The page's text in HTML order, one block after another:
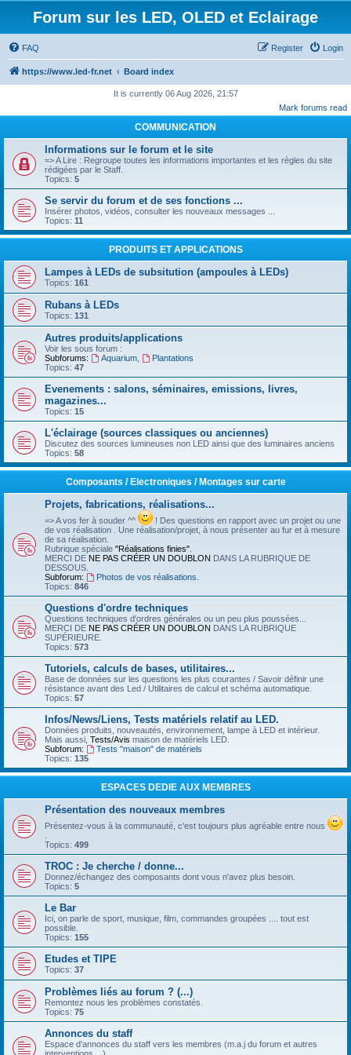
Forum sur les LED, OLED et Eclairage
FAQ Login
Register
https://www.led-fr.net Board index
It is currently 06 Aug 2026, 21:57
Mark forums read
COMMUNICATION
Informations sur le forum et le site
=> A Lire : Regroupe toutes les informations importantes et les règles du site
rédigées par le Staff.
Topics: 5
Se servir du forum et de ses fonctions ...
Insérer photos, vidéos, consulter les nouveaux messages ...
Topics: 11
PRODUITS ET APPLICATIONS
Lampes à LEDs de subsitution (ampoules à LEDs)
Topics: 161
Rubans à LEDs
Topics: 131
Autres produits/applications
Voir les sous forum :
Subforums:
Aquarium,
Plantations
Topics: 47
Evenements : salons, séminaires, emissions, livres,
magazines...
Topics: 15
L'éclairage (sources classiques ou anciennes)
Discutez des sources lumineuses non LED ainsi que des luminaires anciens
Topics: 58
Composants / Electroniques / Montages sur carte
Projets, fabrications, réalisations...
=> A vos fer à souder ^^
! Des questions en rapport avec un projet ou une
de vos réalisation . Une réalisation/projet, à nous présenter au fur et à mesure
de sa réalisation.
Rubrique spéciale "Réalisations finies"
MERCI DE NE PAS CRÉER UN DOUBLON DANS LA RUBRIQUE DE
DESSOUS.
Subforum:
Photos de vos réalisations.
Topics: 846
Questions d'ordre techniques
Questions techniques d'ordres générales ou un peu plus poussées...
MERCI DE NE PAS CRÉER UN DOUBLON DANS LA RUBRIQUE
SUPÉRIEURE.
Topics: 573
Tutoriels, calculs de bases, utilitaires...
Base de données sur les questions les plus courantes / Savoir définir une
résistance avant des Led / Utilitaires de calcul et schéma automatique.
Topics: 57
Infos/News/Liens, Tests matériels relatif au LED.
Données produits, nouveautés, environnement, lampe à LED et intérieur.
Mais aussi, Tests/Avis maison de matériels LED.
Subforum:
Tests "maison" de matériels
Topics: 135
ESPACES DEDIE AUX MEMBRES
Présentation des nouveaux membres
Présentez-vous à la communauté, c'est toujours plus agréable entre nous
Topics: 499
TROC : Je cherche / donne...
Donnez/échangez des composants dont vous n'avez plus besoin.
Topics: 5
Le Bar
Ici, on parle de sport, musique, film, commandes groupées .... tout est
possible.
Topics: 155
Etudes et TIPE
Topics: 37
Problèmes liés au forum ? (...)
Remontez nous les problèmes constatés.
Topics: 75
Annonces du staff
Espace d'annonces du staff vers les membres (m.a.j du forum et autres